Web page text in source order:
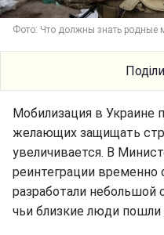
Фото: Что должны знать
Мобилизация в Украине
желающих защищать
увеличивается. В
реинтеграции временно
разработали небольшой
чьи близкие люди пошли